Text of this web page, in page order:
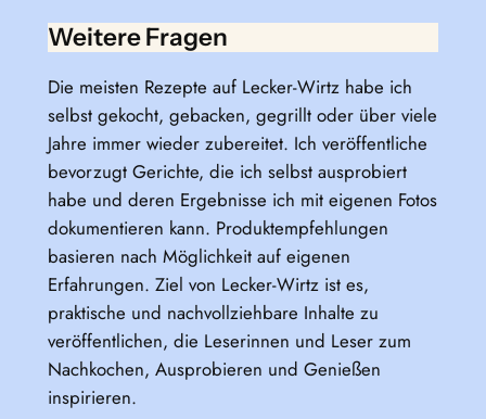
Weitere Fragen
Die meisten Rezepte auf Lecker-Wirtz habe ich
selbst gekocht, gebacken, gegrillt oder über viele
Jahre immer wieder zubereitet. Ich veröffentliche
bevorzugt Gerichte, die ich selbst ausprobiert
habe und deren Ergebnisse ich mit eigenen Fotos
dokumentieren kann. Produktempfehlungen
basieren nach Möglichkeit auf eigenen
Erfahrungen. Ziel von Lecker-Wirtz ist es,
praktische und nachvollziehbare Inhalte zu
veröffentlichen, die Leserinnen und Leser zum
Nachkochen, Ausprobieren und Genießen
inspirieren.